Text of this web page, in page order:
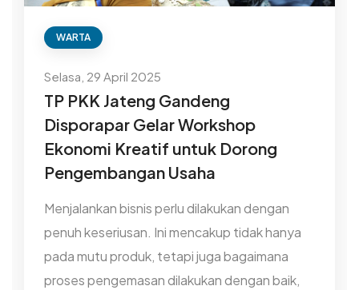
WARTA
Selasa, 29 April 2025
TP PKK Jateng Gandeng
Disporapar Gelar Workshop
Ekonomi Kreatif untuk Dorong
Pengembangan Usaha
Menjalankan bisnis perlu dilakukan dengan
penuh keseriusan. Ini mencakup tidak hanya
pada mutu produk, tetapi juga bagaimana
proses pengemasan dilakukan dengan baik,